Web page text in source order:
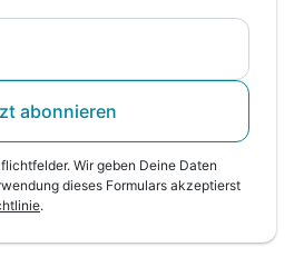
abonnieren
Wir geben Deine Daten
dieses Formulars akzeptierst
.